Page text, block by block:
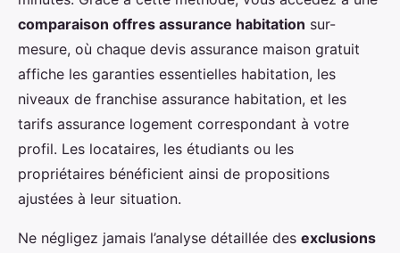
comparaison offres assurance habitation sur-
mesure, où chaque devis assurance maison gratuit
affiche les garanties essentielles habitation, les
niveaux de franchise assurance habitation, et les
tarifs assurance logement correspondant à votre
profil. Les locataires, les étudiants ou les
propriétaires bénéficient ainsi de propositions
ajustées à leur situation.
Ne négligez jamais l’analyse détaillée des exclusions